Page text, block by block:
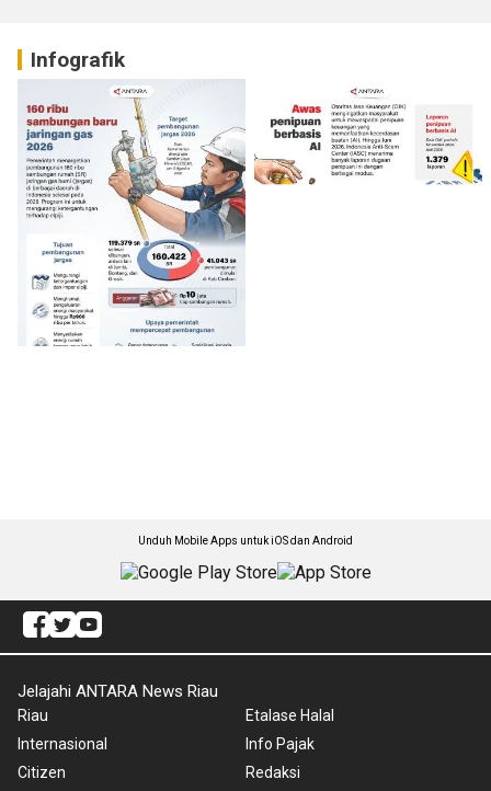
Infografik
Unduh Mobile Apps untuk iOS dan Android
Jelajahi ANTARA News Riau
Riau
Internasional
Citizen
Etalase Halal
Info Pajak
Redaksi